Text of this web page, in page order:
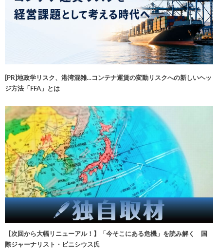
[PR]地政学リスク、港湾混雑…コンテナ運賃の変動リスクへの新しいヘッ
ジ方法「FFA」とは
【次回から大幅リニューアル！】「今そこにある危機」を読み解く 国
際ジャーナリスト・ビニシウス氏